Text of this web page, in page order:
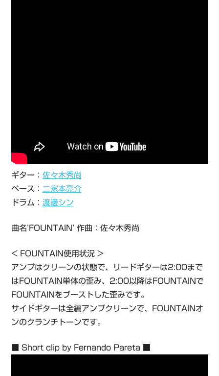
ギター： 佐々木秀尚
ベース： 二家本亮介
ドラム： 渡邊シン
曲名’FOUNTAIN’ 作曲：佐々木秀尚
< FOUNTAIN使用状況 >
アンプはクリーンの状態で、リードギターは2:00まで
はFOUNTAIN単体の歪み、2:00以降はFOUNTAINで
FOUNTAINをブーストした歪みです。
サイドギターは全編アンプクリーンで、FOUNTAINオ
ンのクランチトーンです。
■ Short clip by Fernando Pareta ■